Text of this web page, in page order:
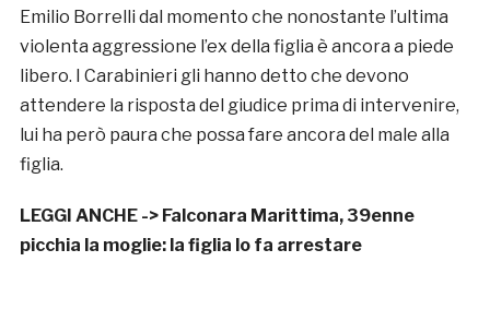
Emilio Borrelli dal momento che nonostante l’ultima
violenta aggressione l’ex della figlia è ancora a piede
libero. I Carabinieri gli hanno detto che devono
attendere la risposta del giudice prima di intervenire,
lui ha però paura che possa fare ancora del male alla
figlia.
LEGGI ANCHE -> Falconara Marittima, 39enne
picchia la moglie: la figlia lo fa arrestare